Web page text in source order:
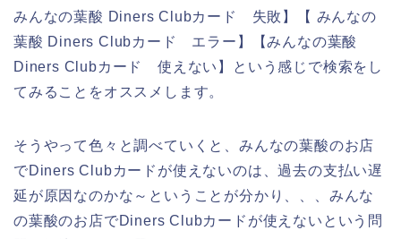
みんなの葉酸 Diners Clubカード 失敗】【 みんなの
葉酸 Diners Clubカード エラー】【みんなの葉酸
Diners Clubカード 使えない】という感じで検索をし
てみることをオススメします。
そうやって色々と調べていくと、みんなの葉酸のお店
でDiners Clubカードが使えないのは、過去の支払い遅
延が原因なのかな～ということが分かり、、、みんな
の葉酸のお店でDiners Clubカードが使えないという問